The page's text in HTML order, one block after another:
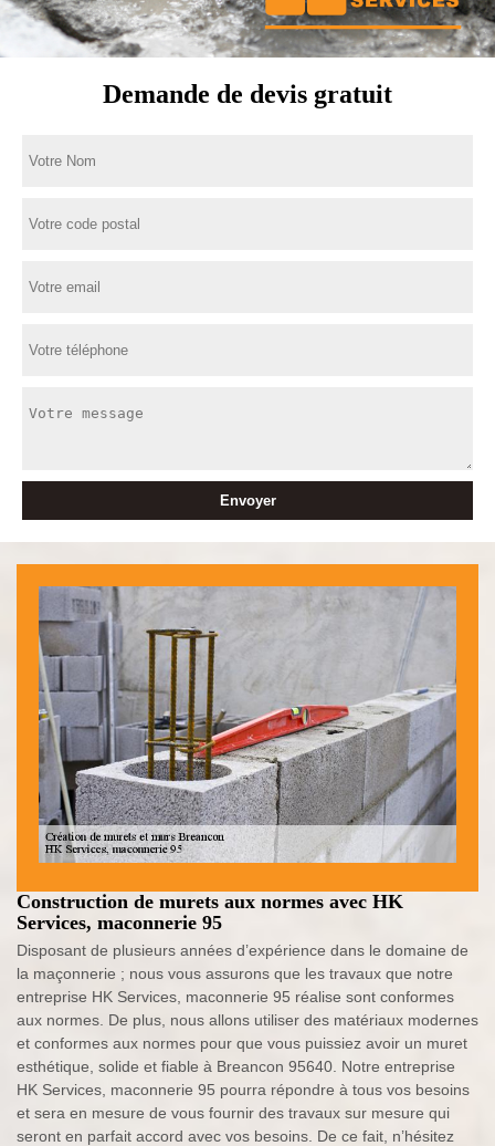
Demande de devis gratuit
Construction de murets aux normes avec HK
Services, maconnerie 95
Disposant de plusieurs années d’expérience dans le domaine de
la maçonnerie ; nous vous assurons que les travaux que notre
entreprise HK Services, maconnerie 95 réalise sont conformes
aux normes. De plus, nous allons utiliser des matériaux modernes
et conformes aux normes pour que vous puissiez avoir un muret
esthétique, solide et fiable à Breancon 95640. Notre entreprise
HK Services, maconnerie 95 pourra répondre à tous vos besoins
et sera en mesure de vous fournir des travaux sur mesure qui
seront en parfait accord avec vos besoins. De ce fait, n’hésitez